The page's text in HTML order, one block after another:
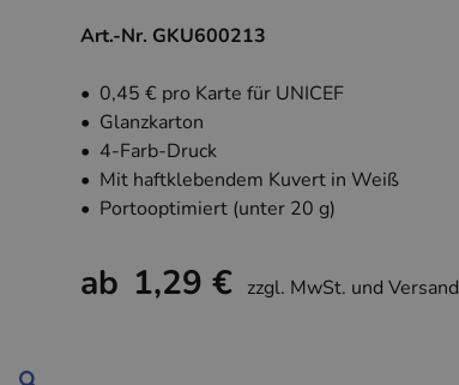
Art.-Nr. GKU600213
• 0,45 € pro Karte für UNICEF
• Glanzkarton
• 4-Farb-Druck
• Mit haftklebendem Kuvert in Weiß
• Portooptimiert (unter 20 g)
ab 1,29 € zzgl. MwSt. und Versand